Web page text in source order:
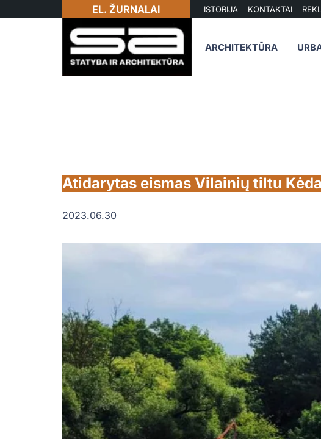
EL. ŽURNALAI ISTORIJA KONTAKTAI
ARCHITEKTŪRA
Atidarytas eismas Vilainių tiltu
2023.06.30